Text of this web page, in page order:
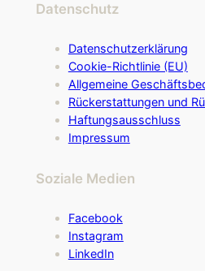
Datenschutz
Datenschutzerklärung
Cookie-Richtlinie (EU)
Allgemeine
Rückerstattungen und
Haftungsausschluss
Impressum
Soziale Medien
Facebook
Instagram
LinkedIn